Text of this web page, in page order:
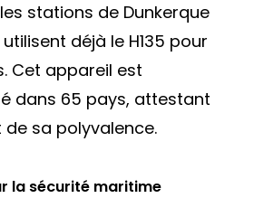
stations de Dunkerque
déjà le H135 pour
Cet appareil est
dans 65 pays, attestant
sa polyvalence.
la sécurité maritime